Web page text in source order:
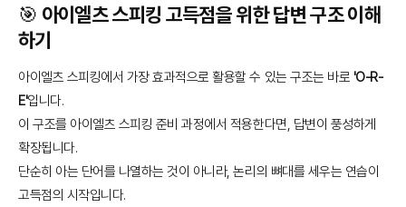
🎯 아이엘츠 스피킹 고득점을 위한 답변 구조 이해
하기
아이엘츠 스피킹에서 가장 효과적으로 활용할 수 있는 구조는 바로 'O-R-
E'입니다.
이 구조를 아이엘츠 스피킹 준비 과정에서 적용한다면, 답변이 풍성하게
확장됩니다.
단순히 아는 단어를 나열하는 것이 아니라, 논리의 뼈대를 세우는 연습이
고득점의 시작입니다.